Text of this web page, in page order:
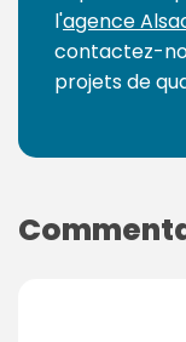
l'agence
contactez-
projets de